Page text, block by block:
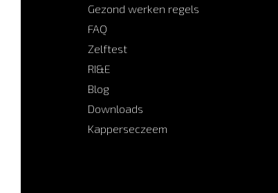
Gezond werken regels
FAQ
Zelftest
RI&E
Blog
Downloads
Kapperseczeem